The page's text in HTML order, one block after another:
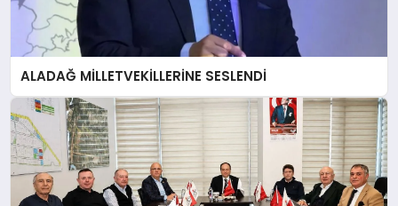
ALADAĞ MİLLETVEKİLLERİNE SESLENDİ